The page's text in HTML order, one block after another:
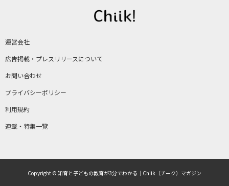
運営会社
広告掲載・プレスリリースについて
お問い合わせ
プライバシーポリシー
利用規約
連載・特集一覧
Copyright © 知育と子どもの教育が3分でわかる｜Chiik（チーク）マガジン